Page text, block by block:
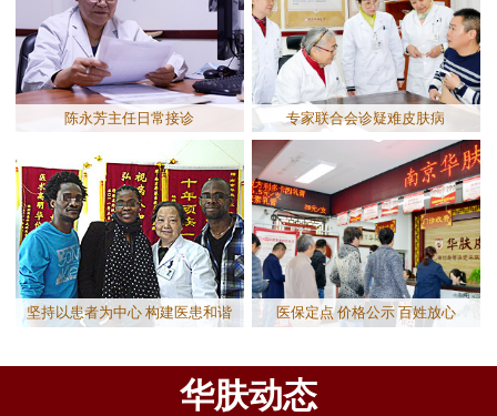
陈永芳主任日常接诊 专家联合会诊疑难皮肤病
坚持以患者为中心 构建医患和谐 医保定点 价格公示 百姓放心
华肤动态